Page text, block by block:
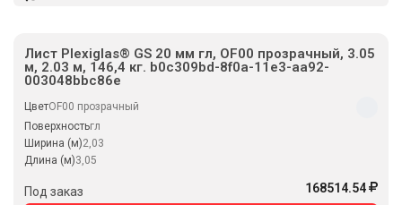
Лист Plexiglas® GS 20 мм гл, OF00 прозрачный, 3.05
м, 2.03 м, 146,4 кг. b0c309bd-8f0a-11e3-aa92-
003048bbc86e
ЦветOF00 прозрачный
Поверхностьгл
Ширина (м)2,03
Длина (м)3,05
Под заказ 168514.54